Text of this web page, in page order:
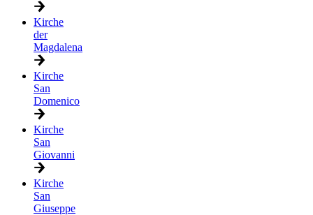
Kirche
der
Magdalena
Kirche
San
Domenico
Kirche
San
Giovanni
Kirche
San
Giuseppe